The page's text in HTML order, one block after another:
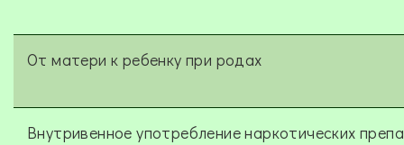
От матери к ребенку при родах
Внутривенное употребление наркотических